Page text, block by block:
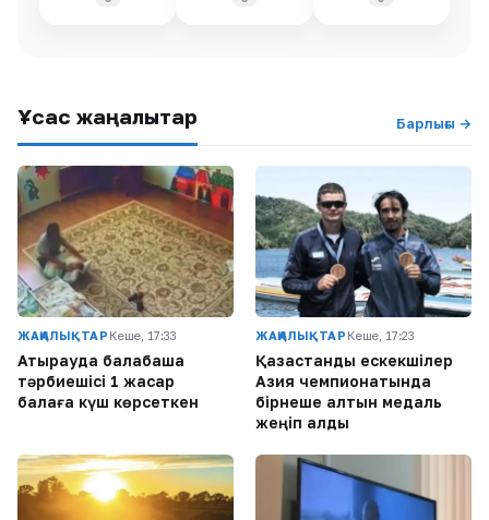
Ұқсас жаңалықтар Барлығы →
ЖАҢАЛЫҚТАР Кеше, 17:33
Атырауда балабақша
тәрбиешісі 1 жасар
балаға күш көрсеткен
ЖАҢАЛЫҚТАР Кеше, 17:23
Қазақстандық ескекшілер
Азия чемпионатында
бірнеше алтын медаль
жеңіп алды